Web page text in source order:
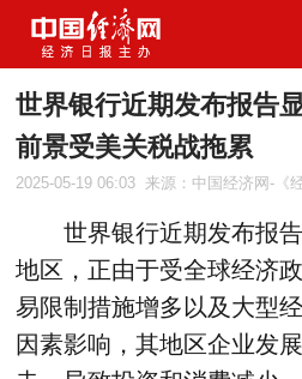
世界银行近期发布报
前景受美关税战拖累
2025-05-19 06:03 来源：中国经济网-《
世界银行近期发布报告
地区，正由于受全球经济
易限制措施增多以及大型
因素影响，其地区企业发